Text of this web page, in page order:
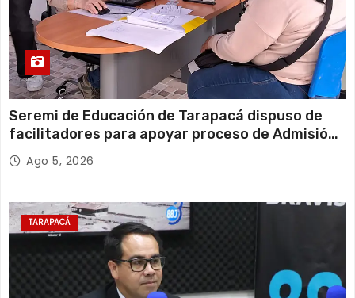
Seremi de Educación de Tarapacá dispuso de
facilitadores para apoyar proceso de Admisión
Escolar 2027
Ago 5, 2026
TARAPACÁ